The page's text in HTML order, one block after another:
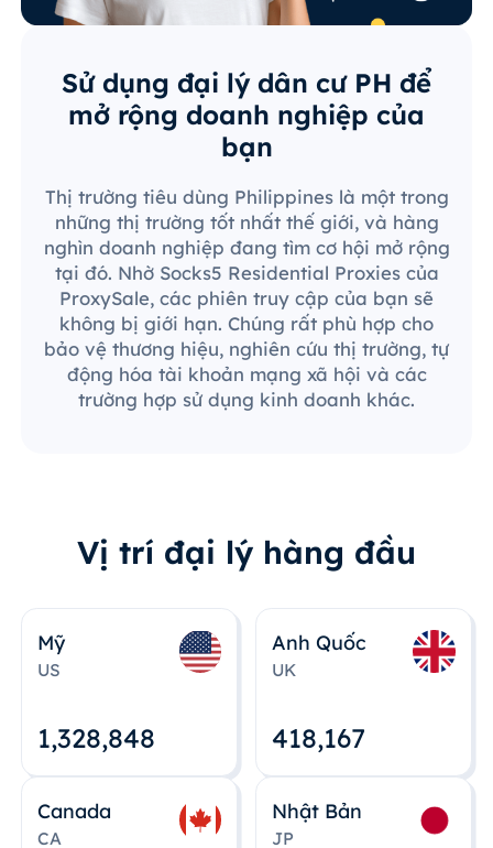
Sử dụng đại lý dân cư PH để
mở rộng doanh nghiệp của
bạn
Thị trường tiêu dùng Philippines là một trong
những thị trường tốt nhất thế giới, và hàng
nghìn doanh nghiệp đang tìm cơ hội mở rộng
tại đó. Nhờ Socks5 Residential Proxies của
ProxySale, các phiên truy cập của bạn sẽ
không bị giới hạn. Chúng rất phù hợp cho
bảo vệ thương hiệu, nghiên cứu thị trường, tự
động hóa tài khoản mạng xã hội và các
trường hợp sử dụng kinh doanh khác.
Vị trí đại lý hàng đầu
Mỹ
US
1,328,848
Anh Quốc
UK
418,167
Canada
CA
Nhật Bản
JP